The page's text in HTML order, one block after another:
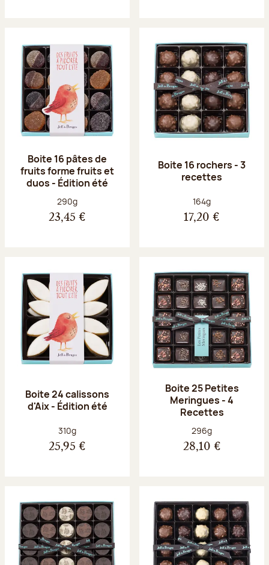
Boite 16 pâtes de
fruits forme fruits et
duos - Édition été
Poids net :
290g
23,45 €
Boite 16 rochers - 3
recettes
Poids net :
164g
17,20 €
Boite 24 calissons
d'Aix - Édition été
Poids net :
310g
25,95 €
Boite 25 Petites
Meringues - 4
Recettes
Poids net :
296g
28,10 €